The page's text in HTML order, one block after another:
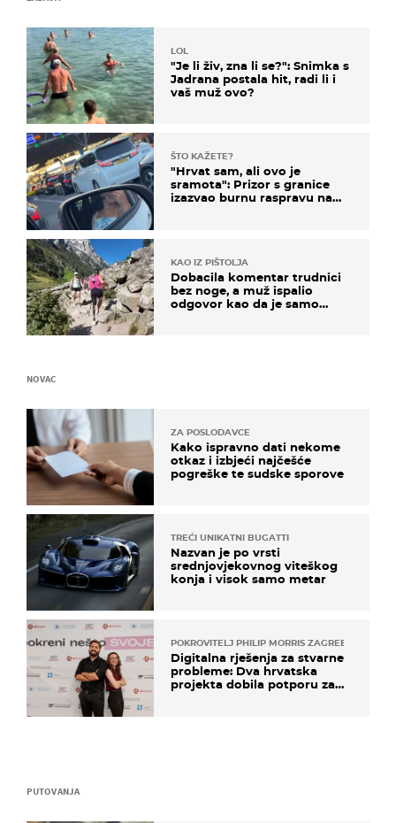
LOL
"Je li živ, zna li se?": Snimka s
Jadrana postala hit, radi li i
vaš muž ovo?
ŠTO KAŽETE?
"Hrvat sam, ali ovo je
sramota": Prizor s granice
izazvao burnu raspravu na
KAO IZ PIŠTOLJA
Dobacila komentar trudnici
bez noge, a muž ispalio
odgovor kao da je samo
PUTOVANJA
NOVAC
ZA POSLODAVCE
Kako ispravno dati nekome
otkaz i izbjeći najčešće
pogreške te sudske sporove
TREĆI UNIKATNI BUGATTI
Nazvan je po vrsti
srednjovjekovnog viteškog
konja i visok samo metar
POKROVITELJ PHILIP MORRIS ZAGREB
Digitalna rješenja za stvarne
probleme: Dva hrvatska
projekta dobila potporu za